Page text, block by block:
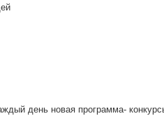
день новая программа-